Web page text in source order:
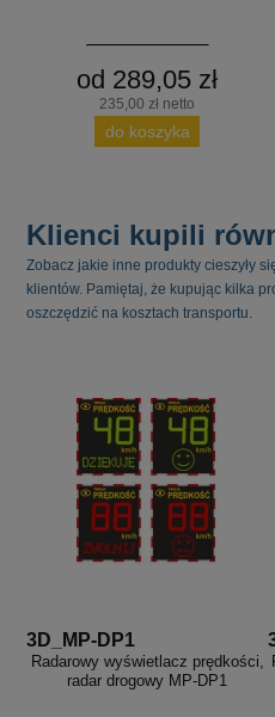
od 289,05 zł
235,00 zł netto
do koszyka
Klienci kupili
Zobacz jakie inne produkty cieszyły
klientów. Pamiętaj, że kupując kilka
oszczędzić na kosztach transportu.
3D_MP-DP1
Radarowy wyświetlacz prędkości,
radar drogowy MP-DP1